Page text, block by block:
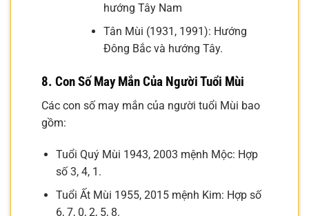
hướng Tây Nam
Tân Mùi (1931, 1991): Hướng
Đông Bắc và hướng Tây.
8. Con Số May Mắn Của Người Tuổi Mùi
Các con số may mắn của người tuổi Mùi bao
gồm:
Tuổi Quý Mùi 1943, 2003 mệnh Mộc: Hợp
số 3, 4, 1.
Tuổi Ất Mùi 1955, 2015 mệnh Kim: Hợp số
6, 7, 0, 2, 5, 8.